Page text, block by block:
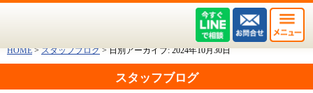
HOME > スタッフブログ > 日別アーカイブ:2024年10月30日
スタッフブログ